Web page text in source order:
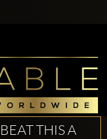
THIS A